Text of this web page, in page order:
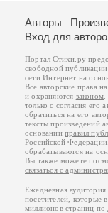
Авторы
Вход для
Портал Стихи.ру
свободной
сети Интернет на
Все авторские права
и охраняются законом
только с согласия его
обратиться на его
тексты произведений
основанииправил
Российской Федерации
обрабатываются на
Вы также можете
связаться с
Ежедневная
посетителей, которые
миллионов страниц по